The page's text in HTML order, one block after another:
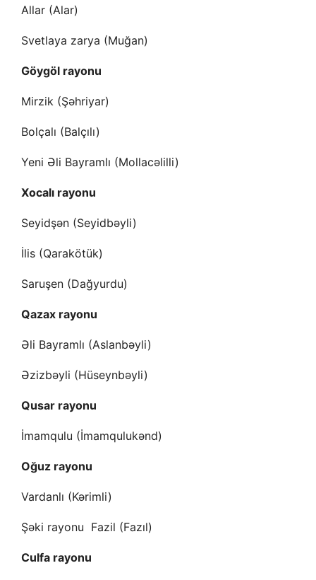
Allar (Alar)
Svetlaya zarya (Muğan)
Göygöl rayonu
Mirzik (Şəhriyar)
Bolçalı (Balçılı)
Yeni Əli Bayramlı (Mollacəlilli)
Xocalı rayonu
Seyidşən (Seyidbəyli)
İlis (Qarakötük)
Saruşen (Dağyurdu)
Qazax rayonu
Əli Bayramlı (Aslanbəyli)
Əzizbəyli (Hüseynbəyli)
Qusar rayonu
İmamqulu (İmamqulukənd)
Oğuz rayonu
Vardanlı (Kərimli)
Şəki rayonu Fazil (Fazıl)
Culfa rayonu